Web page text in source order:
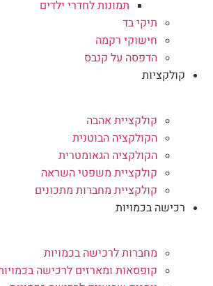
תמונות לחדרי ילדים
תיקי בד
חישוקי רקמה
הדפסה על קנבס
קולקציות
קולקציית אהבה
הקולקציה הבוטנית
הקולקציה הגאומטרית
קולקציית משפטי השראה
קולקציית מחברות מתכונים
רכישה בכמויות
מחברות לרכישה בכמויות
קופסאות ומארזים לרכישה בכמויות